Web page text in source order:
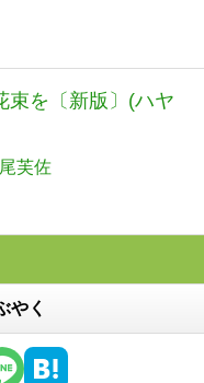
束を〔新版〕(ハヤ
芙佐
やく